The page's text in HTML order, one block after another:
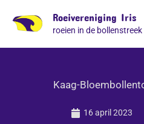
naar
Roeivereniging Iris
roeien in de bollenstreek
Kaag-
16 april 2023